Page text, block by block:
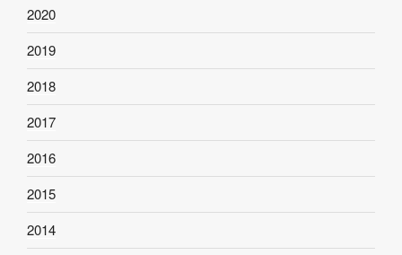
2020
2019
2018
2017
2016
2015
2014